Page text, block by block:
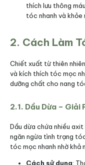
thích lưu thông
tóc nhanh và khỏe
2. Cách Làm
Chiết xuất từ thiên
và kích thích tóc mọc
dưỡng chất cho nang
2.1. Dầu Dừa – Giải
Dầu dừa chứa nhiều
ngăn ngừa tình trạng
tóc mọc nhanh nhờ khả
Cách sử dụng: